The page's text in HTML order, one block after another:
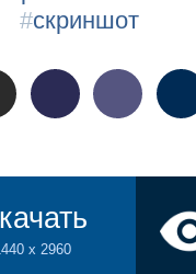
#скриншот
x 2960